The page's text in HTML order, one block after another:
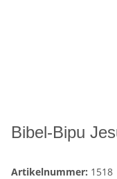
Bibel-Bipu
Artikelnummer: 1518